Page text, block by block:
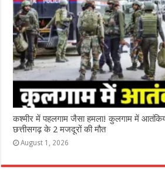
कश्‍मीर में पहलगाम जैसा हमला! कुलगाम में
छत्तीसगढ़ के 2 मजदूरों की मौत
August 1, 2026